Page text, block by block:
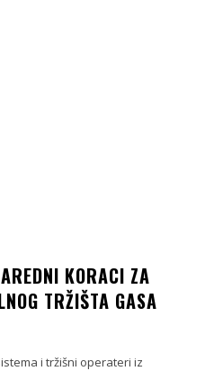
KORACI ZA
TRŽIŠTA GASA
i tržišni operateri iz